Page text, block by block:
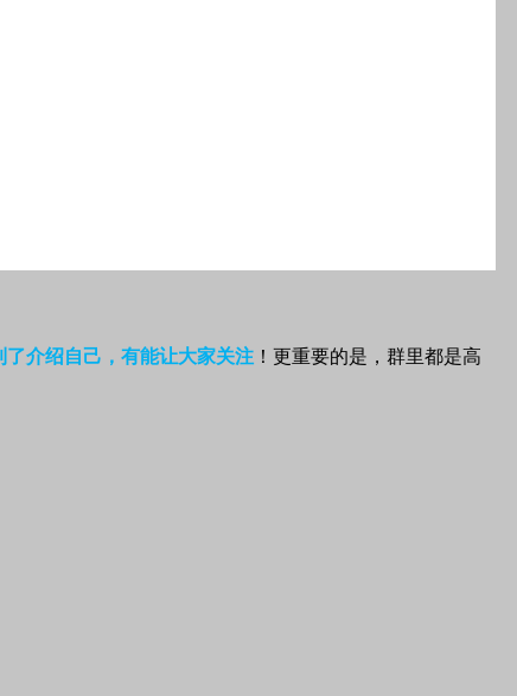
介绍自己，有能让大家关注 ！更重要的是，群里都是高